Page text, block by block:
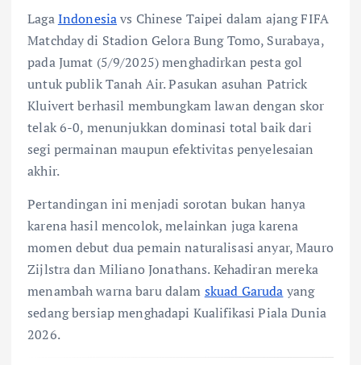
LagaIndonesiavs Chinese Taipei dalam ajang FIFA
Matchday di Stadion Gelora Bung Tomo, Surabaya,
pada Jumat (5/9/2025) menghadirkan pesta gol
untuk publik Tanah Air. Pasukan asuhan Patrick
Kluivert berhasil membungkam lawan dengan skor
telak 6-0, menunjukkan dominasi total baik dari
segi permainan maupun efektivitas penyelesaian
akhir.
Pertandingan ini menjadi sorotan bukan hanya
karena hasil mencolok, melainkan juga karena
momen debut dua pemain naturalisasi anyar, Mauro
Zijlstra dan Miliano Jonathans. Kehadiran mereka
menambah warna baru dalam skuad Garuda yang
sedang bersiap menghadapi Kualifikasi Piala Dunia
2026.